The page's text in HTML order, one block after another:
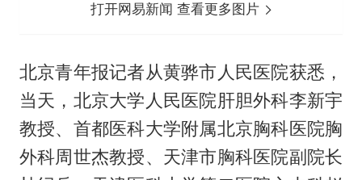
打开网易新闻 查看更多图片
北京青年报记者从黄骅市人民医院获悉，
当天，北京大学人民医院肝胆外科李新宇
教授、首都医科大学附属北京胸科医院胸
外科周世杰教授、天津市胸科医院副院长